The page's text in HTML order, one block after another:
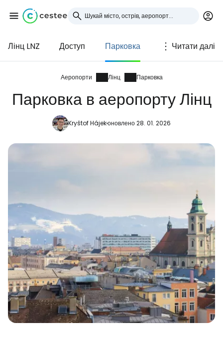
Лінц LNZ Доступ Парковка Читати далі
Аеропорти Лінц Парковка
Парковка в аеропорту Лінц
Kryštof Hájekоновлено 28. 01. 2026
Увійдіть до Cestee
... світова туристична спільнота
Продовжуйте з Google